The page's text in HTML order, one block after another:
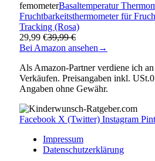
femometerBasaltemperatur
Fruchtbarkeitsthermometer für
Tracking (Rosa)
29,99 €39,99 €
Bei Amazon ansehen →
Als Amazon-Partner verdiene ich
Verkäufen. Preisangaben inkl.
Angaben ohne Gewähr.
Facebook X (Twitter) Instagram
Impressum
Datenschutzerklärung